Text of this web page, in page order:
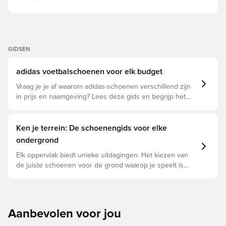
GIDSEN
adidas voetbalschoenen voor elk budget
Vraag je je af waarom adidas-schoenen verschillend zijn
in prijs en naamgeving? Lees deze gids en begrijp het
Ken je terrein: De schoenengids voor elke
ondergrond
Elk oppervlak biedt unieke uitdagingen. Het kiezen van
de juiste schoenen voor de grond waarop je speelt is
Aanbevolen voor jou